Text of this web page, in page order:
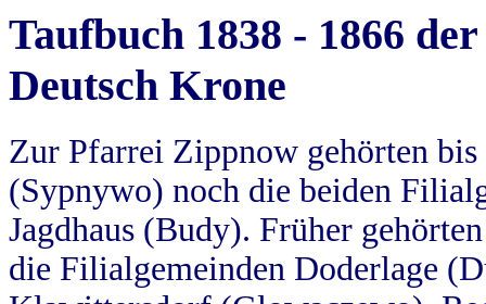
Taufbuch 1838 - 1866
Deutsch Krone
Zur Pfarrei Zippnow gehörten
(Sypnywo) noch die beiden
Jagdhaus (Budy). Früher
die Filialgemeinden Doderlage